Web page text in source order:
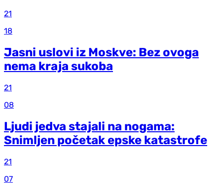
21
18
Jasni uslovi iz Moskve: Bez ovoga
nema kraja sukoba
21
08
Ljudi jedva stajali na nogama:
Snimljen početak epske katastrofe
21
07